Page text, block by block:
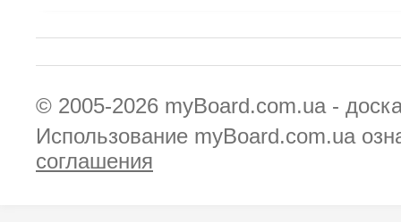
© 2005-2026 myBoard.com.ua -
Использование myBoard.com.ua
соглашения